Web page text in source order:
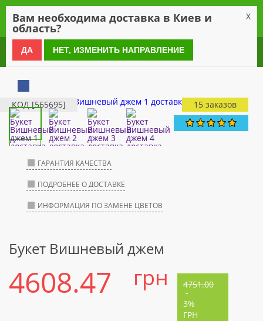
0 800 21 54 55
КОД [565695] 15 заказов
ГАРАНТИЯ КАЧЕСТВА
ПОДРОБНЕЕ О ДОСТАВКЕ
ИНФОРМАЦИЯ ПО ЗАМЕНЕ ЦВЕТОВ
Букет Вишневый джем
4608.47 грн 4751.00
-
3%
ГРН
Вам необходима доставка в Киев и
область?
X
ДА НЕТ, ИЗМЕНИТЬ НАПРАВЛЕНИЕ